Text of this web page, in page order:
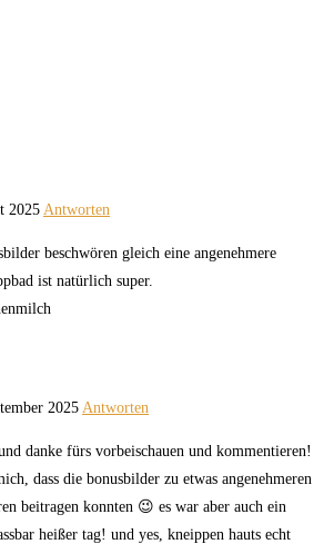
2025 Antworten
beschwören gleich eine angenehmere
ist natürlich super.
2025 Antworten
danke fürs vorbeischauen und kommentieren!
dass die bonusbilder zu etwas angenehmeren
beitragen konnten 😉 es war aber auch ein
heißer tag! und yes, kneippen hauts echt